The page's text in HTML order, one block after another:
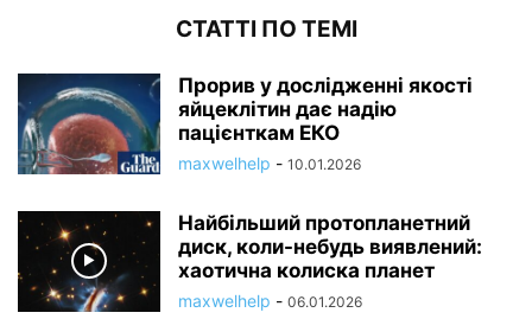
СТАТТІ ПО ТЕМІ
Прорив у дослідженні якості
яйцеклітин дає надію
пацієнткам ЕКО
maxwelhelp - 10.01.2026
Найбільший протопланетний
диск, коли-небудь виявлений:
хаотична колиска планет
maxwelhelp - 06.01.2026